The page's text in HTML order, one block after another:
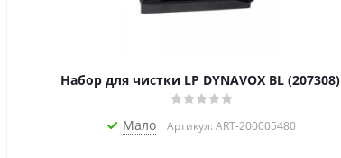
Набор для чистки LP DYNAVOX BL (207308)
Мало Артикул: ART-200005480